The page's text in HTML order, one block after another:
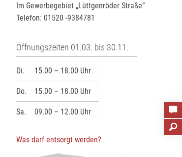
Im Gewerbegebiet „Lüttgenröder Straße“
Telefon: 01520 -9384781
Öffnungszeiten 01.03. bis 30.11.
Di. 15.00 – 18.00 Uhr
Do. 15.00 – 18.00 Uhr
Sa. 09.00 – 12.00 Uhr
Was darf entsorgt werden?